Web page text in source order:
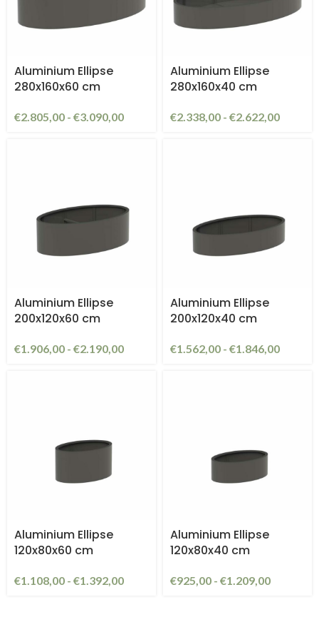
Aluminium Ellipse
280x160x60 cm
€2.805,00 - €3.090,00
Aluminium Ellipse
280x160x40 cm
€2.338,00 - €2.622,00
Aluminium Ellipse
200x120x60 cm
€1.906,00 - €2.190,00
Aluminium Ellipse
200x120x40 cm
€1.562,00 - €1.846,00
Aluminium Ellipse
120x80x60 cm
€1.108,00 - €1.392,00
Aluminium Ellipse
120x80x40 cm
€925,00 - €1.209,00